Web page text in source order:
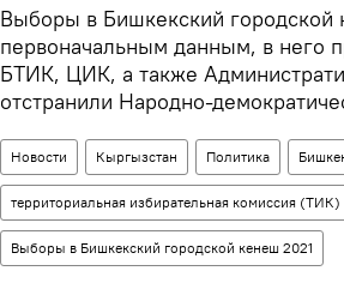
Выборы в Бишкекский городской
первоначальным данным, в него
БТИК, ЦИК, а также
отстранили Народно-
Новости Кыргызстан Политика
территориальная избирательная комиссия (ТИК)
Выборы в Бишкекский городской кенеш 2021